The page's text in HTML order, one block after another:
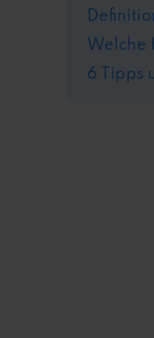
Welche
6 Tipps